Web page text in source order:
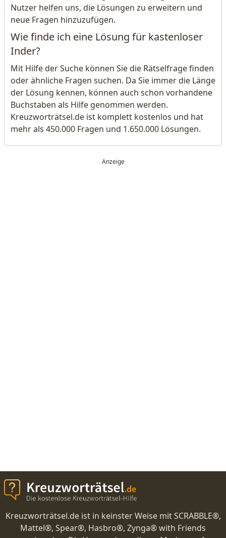
Nutzer helfen uns, die Lösungen zu erweitern und
neue Fragen hinzuzufügen.
Wie finde ich eine Lösung für kastenloser
Inder?
Mit Hilfe der Suche können Sie die Rätselfrage finden
oder ähnliche Fragen suchen. Da Sie immer die Länge
der Lösung kennen, können auch schon vorhandene
Buchstaben als Hilfe genommen werden.
Kreuzworträtsel.de ist komplett kostenlos und hat
mehr als 450.000 Fragen und 1.650.000 Lösungen.
Kreuzworträtsel.de ist in keinster Weise mit SCRABBLE®,
Mattel®, Spear®, Hasbro®, Zynga® with Friends